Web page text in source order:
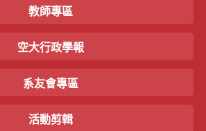
教師專區
空大行政學報
系友會專區
活動剪輯